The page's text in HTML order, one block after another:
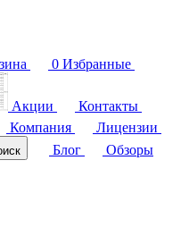
0 Избранные
Акции
Контакты
Компания
Лицензии
Блог Обзоры